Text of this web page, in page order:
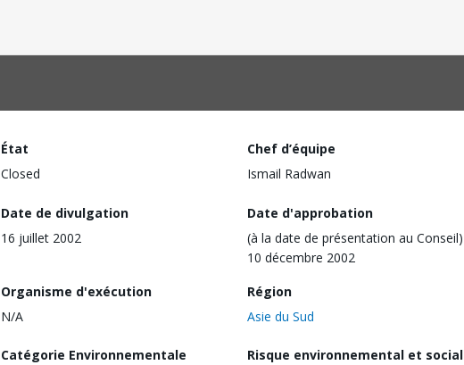
État
Closed
Chef d’équipe
Ismail Radwan
Date de divulgation
16 juillet 2002
Date d'approbation
(à la date de présentation au Conseil)
10 décembre 2002
Organisme d'exécution
N/A
Région
Asie du Sud
Catégorie Environnementale
Risque environnemental et social